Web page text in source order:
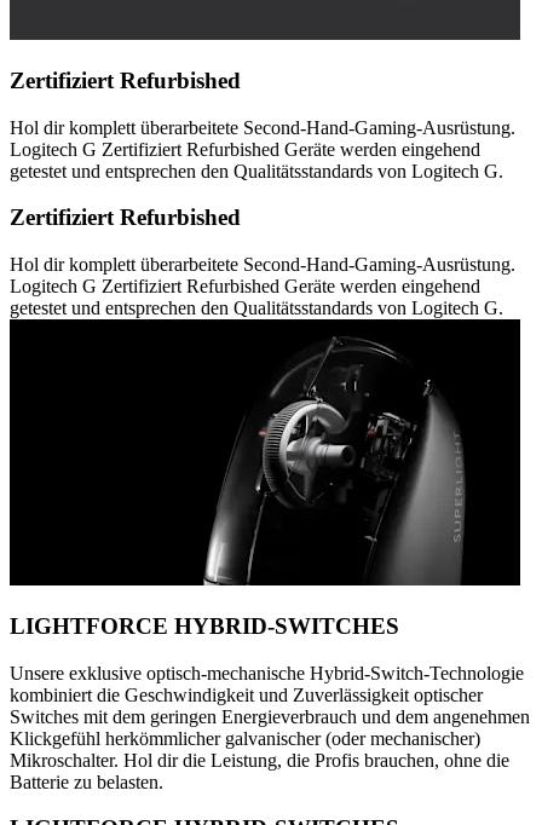
Zertifiziert Refurbished
Hol dir komplett überarbeitete Second-Hand-Gaming-Ausrüstung.
Logitech G Zertifiziert Refurbished Geräte werden eingehend
getestet und entsprechen den Qualitätsstandards von Logitech G.
Zertifiziert Refurbished
Hol dir komplett überarbeitete Second-Hand-Gaming-Ausrüstung.
Logitech G Zertifiziert Refurbished Geräte werden eingehend
getestet und entsprechen den Qualitätsstandards von Logitech G.
LIGHTFORCE HYBRID-SWITCHES
Unsere exklusive optisch-mechanische Hybrid-Switch-Technologie
kombiniert die Geschwindigkeit und Zuverlässigkeit optischer
Switches mit dem geringen Energieverbrauch und dem angenehmen
Klickgefühl herkömmlicher galvanischer (oder mechanischer)
Mikroschalter. Hol dir die Leistung, die Profis brauchen, ohne die
Batterie zu belasten.